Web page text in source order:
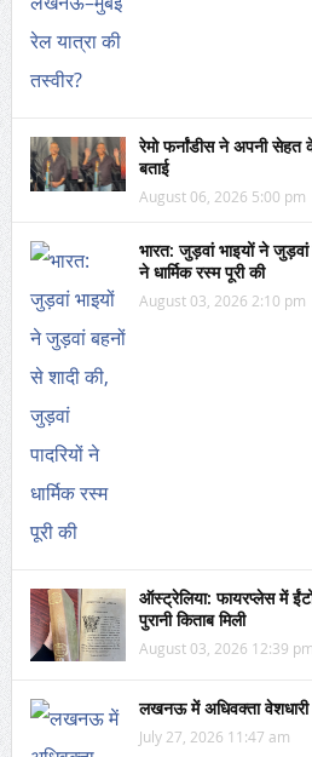
रेमो फर्नांडीस ने अपनी सेहत
बताई
August 06, 2026 5:00 pm
भारत: जुड़वां भाइयों ने जुड़वां
ने धार्मिक रस्म पूरी की
August 03, 2026 2:10 pm
ऑस्ट्रेलिया: फायरप्लेस में
पुरानी किताब मिली
August 03, 2026 12:39 pm
लखनऊ में अधिवक्ता वेशधारी
July 27, 2026 11:47 am